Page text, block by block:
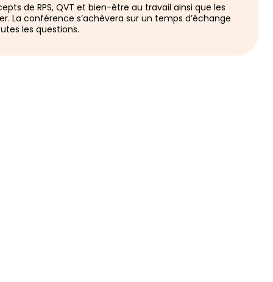
de RPS, QVT et bien-être au travail ainsi que les
La conférence s’achèvera sur un temps d’échange
les questions.